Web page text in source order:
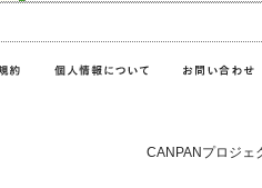
CANPANプロジェ